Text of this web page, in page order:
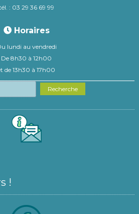
: 03 29 36 69 99
Horaires
lundi au vendredi
De 8h30 à 12h00
de 13h30 à 17h00
Recherche
!